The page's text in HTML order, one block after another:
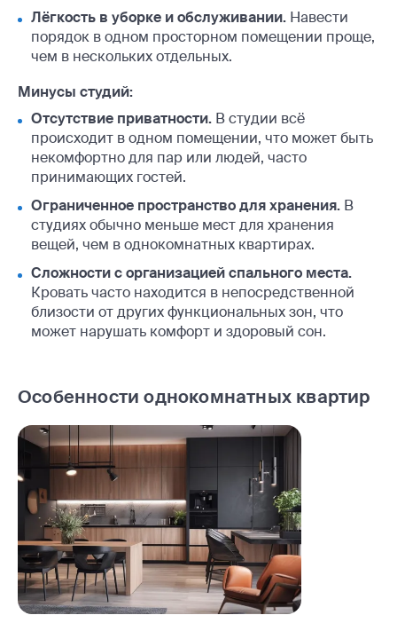
Лёгкость в уборке и обслуживании. Навести
порядок в одном просторном помещении проще,
чем в нескольких отдельных.
Минусы студий:
Отсутствие приватности. В студии всё
происходит в одном помещении, что может быть
некомфортно для пар или людей, часто
принимающих гостей.
Ограниченное пространство для хранения. В
студиях обычно меньше мест для хранения
вещей, чем в однокомнатных квартирах.
Сложности с организацией спального места.
Кровать часто находится в непосредственной
близости от других функциональных зон, что
может нарушать комфорт и здоровый сон.
Особенности однокомнатных квартир